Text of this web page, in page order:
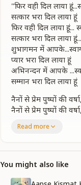
"फिर वही दिल लाया हूं
सत्कार भरा दिल लाया हूं
फिर वही दिल लाया हूं ....
सत्कार भरा दिल लाया हूं ....
शुभागमन में
प्यार भरा दिल लाया हूं
अभिनन्दन में आपके
सम्मान भरा दिल लाया हूं
नैनों से प्रेम पुष्पों की
नैनों से प्रेम पुष्पों की
फिर वही दिल लाया हूं
फिर वही दिल लाया हूं ...
घड़ी सुहानी है ये बड़ी,
घड़ी सुहानी है ये बड़ी,
Read more
You might also like